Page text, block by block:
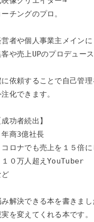
チングのプロ。
営者や個人事業主メインに
や売上UPのプロデュース
に依頼することで自己管理
化できます。
功者続出】
年商3億社長
コロナでも売上を１５倍
１０万人超えYouTuber
ど
み解決できる本を書きまし
実を変えてくれる本です。